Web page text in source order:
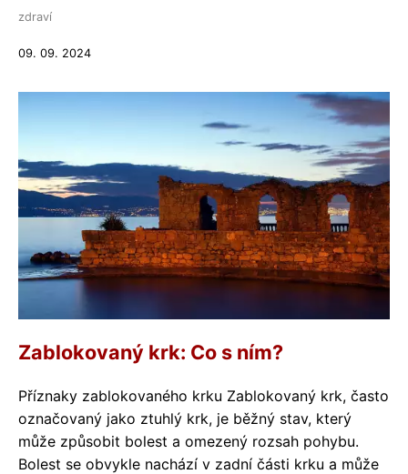
zdraví
09. 09. 2024
Zablokovaný krk: Co s ním?
Příznaky zablokovaného krku Zablokovaný krk, často
označovaný jako ztuhlý krk, je běžný stav, který
může způsobit bolest a omezený rozsah pohybu.
Bolest se obvykle nachází v zadní části krku a může